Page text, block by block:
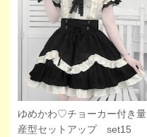
ゆめかわ♡チョーカー付き量
産型セットアップ set15